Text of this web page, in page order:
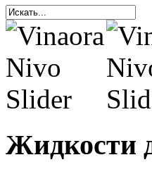
Жидкости